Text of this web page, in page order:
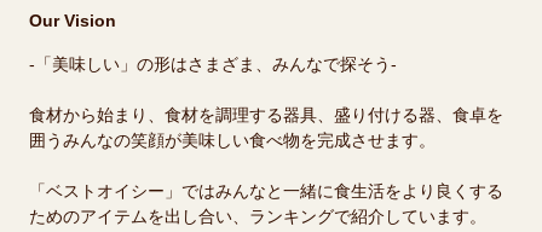
Our Vision
-「美味しい」の形はさまざま、みんなで探そう-
食材から始まり、食材を調理する器具、盛り付ける器、食卓を
囲うみんなの笑顔が美味しい食べ物を完成させます。
「ベストオイシー」ではみんなと一緒に食生活をより良くする
ためのアイテムを出し合い、ランキングで紹介しています。